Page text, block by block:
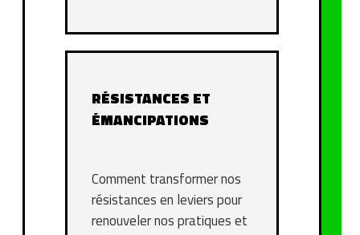
RÉSISTANCES ET
ÉMANCIPATIONS
Comment transformer nos
résistances en leviers pour
renouveler nos pratiques et